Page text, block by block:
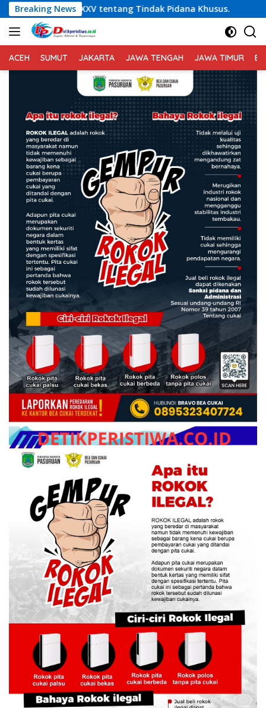
Langsung
ke
konten
Breaking News
tentang Tindak Pidana Khusus. *Kebakaran
ACEH SUMUT JAKARTA JAWA TENGAH JAWA TIMUR